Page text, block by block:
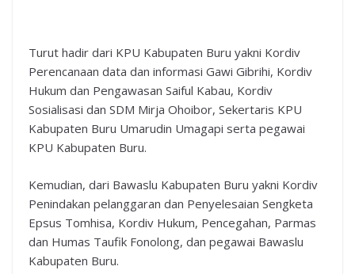
Turut hadir dari KPU Kabupaten Buru yakni Kordiv
Perencanaan data dan informasi Gawi Gibrihi, Kordiv
Hukum dan Pengawasan Saiful Kabau, Kordiv
Sosialisasi dan SDM Mirja Ohoibor, Sekertaris KPU
Kabupaten Buru Umarudin Umagapi serta pegawai
KPU Kabupaten Buru.
Kemudian, dari Bawaslu Kabupaten Buru yakni Kordiv
Penindakan pelanggaran dan Penyelesaian Sengketa
Epsus Tomhisa, Kordiv Hukum, Pencegahan, Parmas
dan Humas Taufik Fonolong, dan pegawai Bawaslu
Kabupaten Buru.